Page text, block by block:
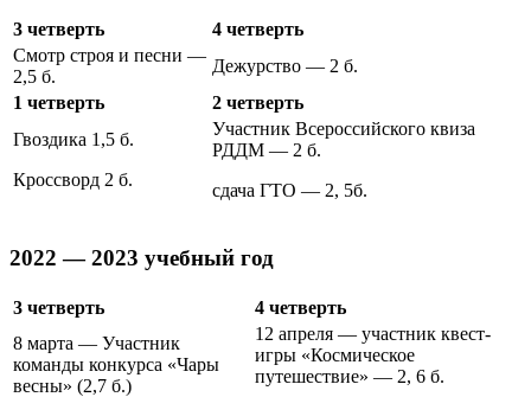
3 четверть
4 четверть
Смотр строя и песни —
2,5 б.
Дежурство — 2 б.
1 четверть
2 четверть
Гвоздика 1,5 б.
Кроссворд 2 б.
Участник Всероссийского квиза
РДДМ — 2 б.
сдача ГТО — 2, 5б.
2022 — 2023 учебный год
3 четверть
4 четверть
8 марта — Участник
команды конкурса «Чары
весны» (2,7 б.)
12 апреля — участник квест-
игры «Космическое
путешествие» — 2, 6 б.